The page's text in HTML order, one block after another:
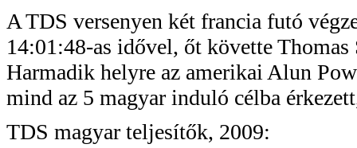
A TDS versenyen két francia futó
14:01:48-as idővel, őt követte
Harmadik helyre az amerikai Alun
mind az 5 magyar induló célba
TDS magyar teljesítők, 2009: